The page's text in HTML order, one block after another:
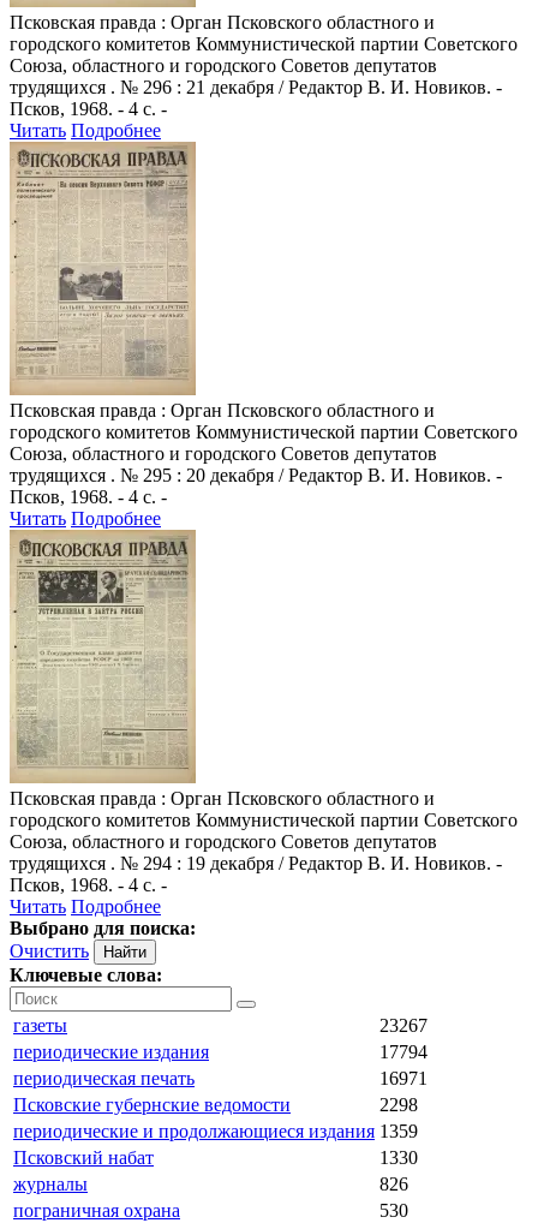
Псковская правда : Орган Псковского областного и
городского комитетов Коммунистической партии Советского
Союза, областного и городского Советов депутатов
трудящихся . № 296 : 21 декабря / Редактор В. И. Новиков. -
Псков, 1968. - 4 с. -
Читать Подробнее
Псковская правда : Орган Псковского областного и
городского комитетов Коммунистической партии Советского
Союза, областного и городского Советов депутатов
трудящихся . № 295 : 20 декабря / Редактор В. И. Новиков. -
Псков, 1968. - 4 с. -
Читать Подробнее
Псковская правда : Орган Псковского областного и
городского комитетов Коммунистической партии Советского
Союза, областного и городского Советов депутатов
трудящихся . № 294 : 19 декабря / Редактор В. И. Новиков. -
Псков, 1968. - 4 с. -
Читать Подробнее
Выбрано для поиска:
Очистить
Ключевые слова:
газеты
23267
периодические издания
17794
периодическая печать
16971
Псковские губернские ведомости
2298
периодические и продолжающиеся издания 1359
Псковский набат
1330
журналы
826
пограничная охрана
530